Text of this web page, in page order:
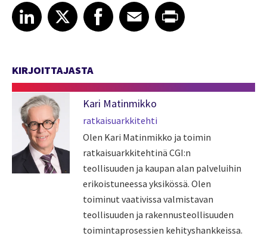
Share article on LinkedIn
LinkedIn
Share article on XShare article on Facebook
Facebook
Share article on Email
EmailShare article on Print
KIRJOITTAJASTA
Kari Matinmikko
ratkaisuarkkitehti
Olen Kari Matinmikko ja toimin
ratkaisuarkkitehtinä CGI:n
teollisuuden ja kaupan alan palveluihin
erikoistuneessa yksikössä. Olen
toiminut vaativissa valmistavan
teollisuuden ja rakennusteollisuuden
toimintaprosessien kehityshankkeissa.